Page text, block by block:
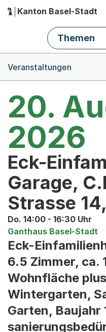
Hauptnavigation
Kanton Basel-Stadt
Themen
Veranstaltungen
Eck-
Garage,
Strasse
20.
2026
Do. 14:00 - 16:30 Uhr
Ganthaus Basel-Stadt
Eck-
6.5 Zimmer, ca.
Wohnfläche
Wintergarten,
Garten, Baujahr